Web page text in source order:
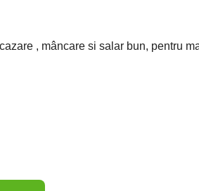
, mâncare si salar bun, pentru